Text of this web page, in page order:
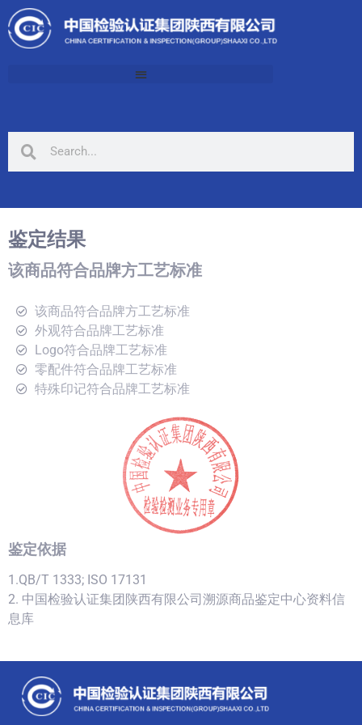
鉴定结果
该商品符合品牌方工艺标准
该商品符合品牌方工艺标准
外观符合品牌工艺标准
Logo符合品牌工艺标准
零配件符合品牌工艺标准
特殊印记符合品牌工艺标准
鉴定依据
1.QB/T 1333; ISO 17131
2. 中国检验认证集团陕西有限公司溯源商品鉴定中心资料信
息库